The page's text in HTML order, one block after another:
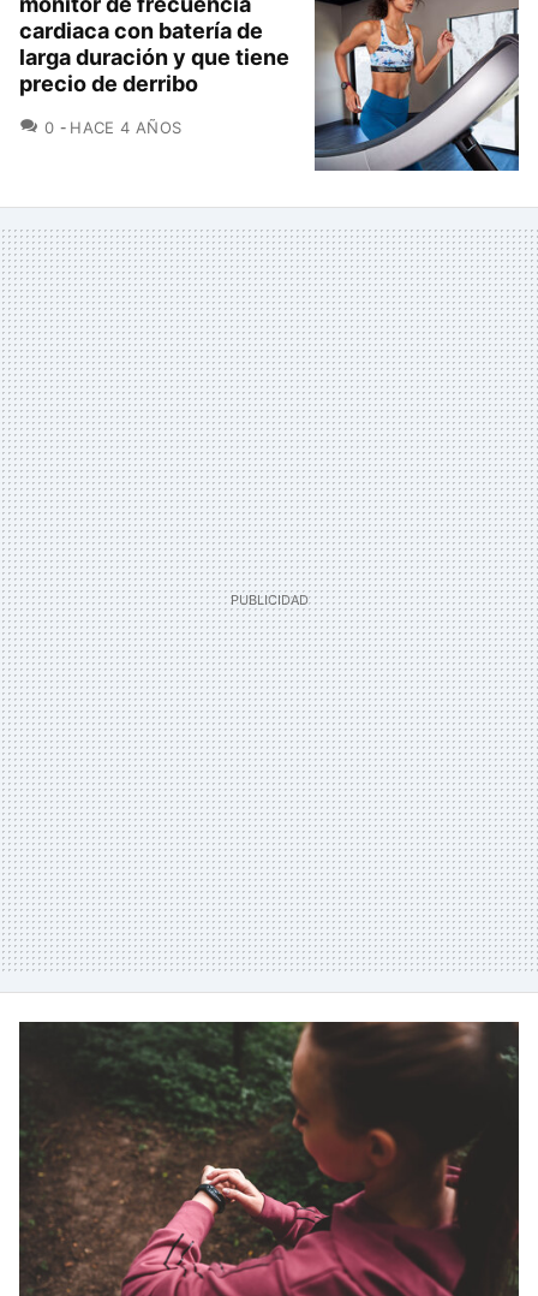
cardiaca con batería de
larga duración y que tiene
precio de derribo
0 COMENTARIOS
HACE 4 AÑOS